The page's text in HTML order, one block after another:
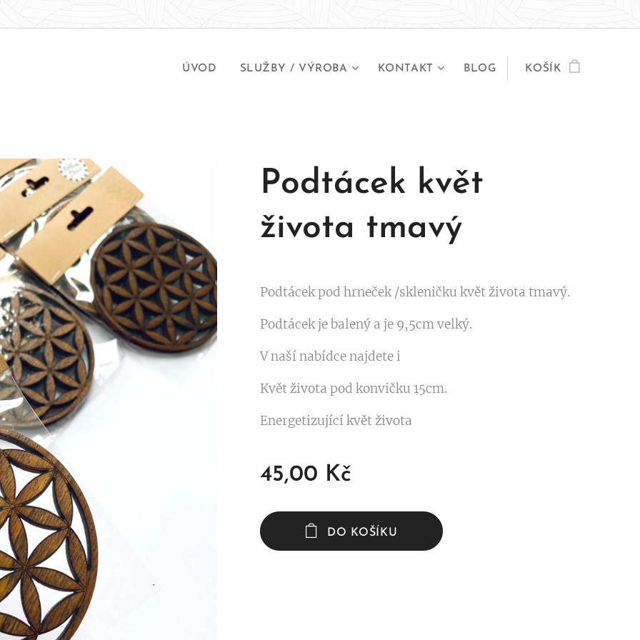
ÚVOD SLUŽBY / VÝROBA KONTAKT BLOG KOŠÍK
Podtácek květ
života tmavý
Podtácek pod hrneček /skleničku květ života tmavý.
Podtácek je balený a je 9,5cm velký.
V naší nabídce najdete i
Květ života pod konvičku 15cm.
Energetizující květ života
45,00 Kč
DO KOŠÍKU